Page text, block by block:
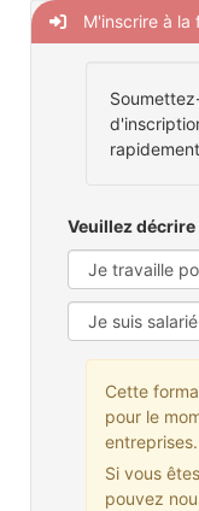
M'inscrire à la
Veuillez
Cette
pour le
entreprises.
Si vous
pouvez